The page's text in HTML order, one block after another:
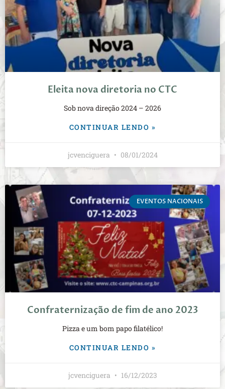
Eleita nova diretoria no CTC
Sob nova direção 2024 – 2026
CONTINUAR LENDO »
jcvenciguera 08/01/2024
EVENTOS NACIONAIS
Confraternização de fim de ano 2023
Pizza e um bom papo filatélico!
CONTINUAR LENDO »
jcvenciguera 16/12/2023